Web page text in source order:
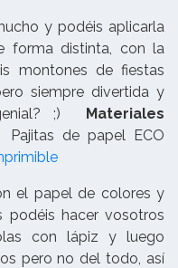
y podéis aplicarla
forma distinta, con la
montones de fiestas
siempre divertida y
;) Materiales
de papel ECO
el papel de colores y
podéis hacer vosotros
con lápiz y luego
pero no del todo, así